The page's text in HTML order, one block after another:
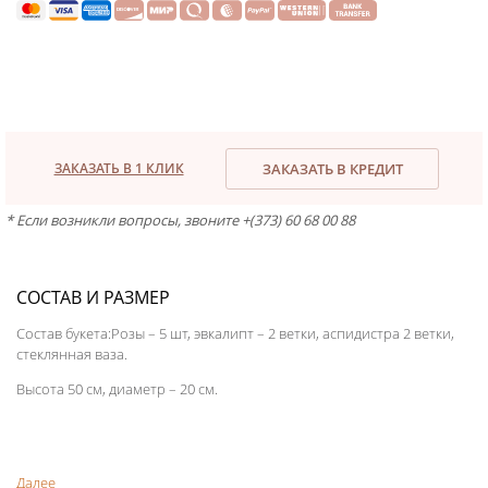
ЗАКАЗАТЬ В 1 КЛИК ЗАКАЗАТЬ В КРЕДИТ
* Если возникли вопросы, звоните +(373) 60 68 00 88
СОСТАВ И РАЗМЕР
Состав букета:Розы – 5 шт, эвкалипт – 2 ветки, аспидистра 2 ветки,
стеклянная ваза.
Высота 50 см, диаметр – 20 см.
Далее